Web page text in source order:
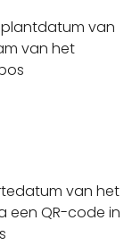
van
van het
van het
een QR-code in